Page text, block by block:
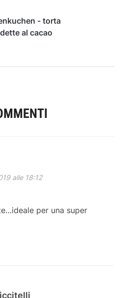
- torta
al cacao
alle 18:12
per una super